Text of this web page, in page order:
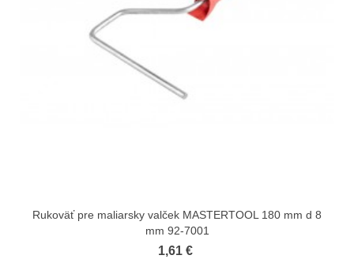
Rukoväť pre maliarsky valček MASTERTOOL 180 mm d 8
mm 92-7001
1,61 €